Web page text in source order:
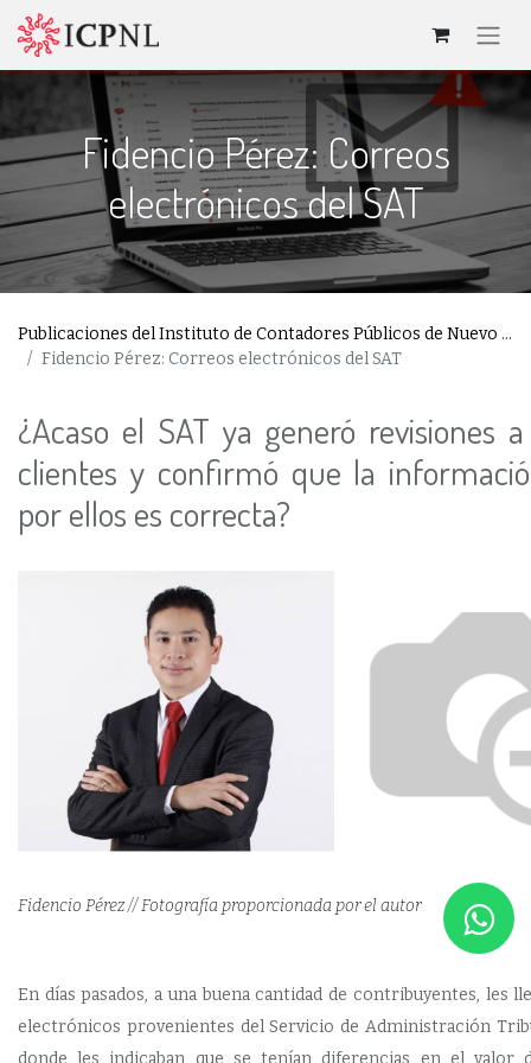
Fidencio Pérez: Correos
electrónicos del SAT
Publicaciones del Instituto de Contadores Públicos de Nuevo León
Fidencio Pérez: Correos electrónicos del SAT
¿Acaso el SAT ya generó revisiones
clientes y confirmó que la
por ellos es correcta?
Fidencio Pérez // Fotografía proporcionada por el autor
En días pasados, a una buena cantidad de contribuyentes, les
electrónicos provenientes del Servicio de Administración
donde les indicaban que se tenían diferencias en el valor